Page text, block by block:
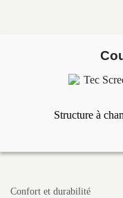
Structure à
Confort et durabilité